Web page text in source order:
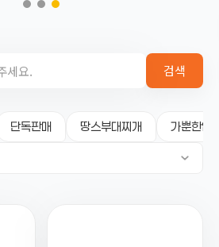
검색
단독판매 땅스부대찌개 가뿐한입